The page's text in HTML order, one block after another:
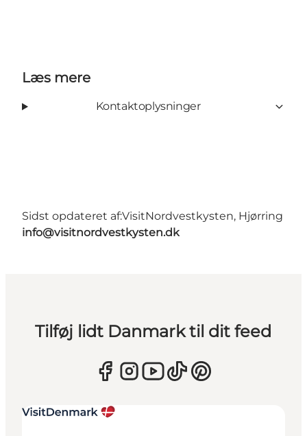
Læs mere
Kontaktoplysninger
Sidst opdateret af:VisitNordvestkysten, Hjørring
info@visitnordvestkysten.dk
Tilføj lidt Danmark til dit feed